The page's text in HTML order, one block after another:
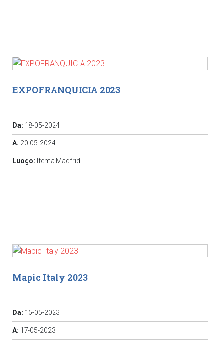
EXPOFRANQUICIA 2023
Da: 18-05-2024
A: 20-05-2024
Luogo: Ifema Madfrid
Mapic Italy 2023
Da: 16-05-2023
A: 17-05-2023